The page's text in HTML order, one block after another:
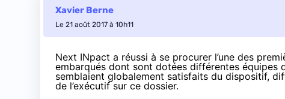
Xavier Berne
Le 21 août 2017 à 10h11
Next INpact a réussi à se procurer l’une des
embarqués dont sont dotées différentes équipes
semblaient globalement satisfaits du dispositif,
de l’exécutif sur ce dossier.